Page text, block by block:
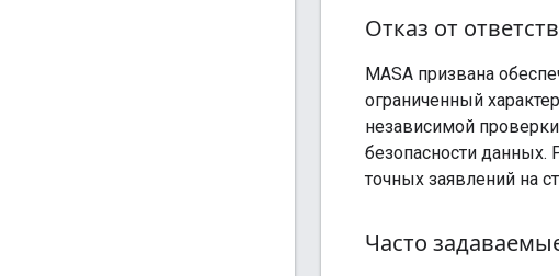
Отказ от
MASA призвана
ограниченный
независимой
безопасности данных.
точных заявлений на
Часто